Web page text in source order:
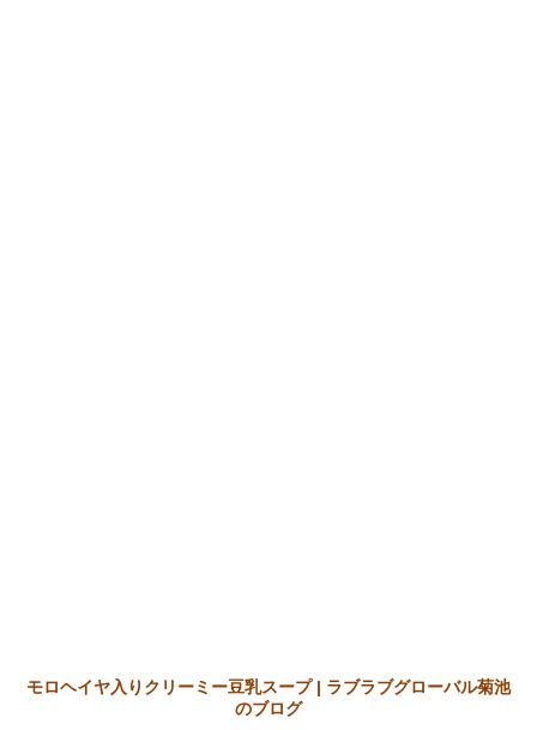
モロヘイヤ入りクリーミー豆乳スープ | ラブラブグローバル菊池
のブログ